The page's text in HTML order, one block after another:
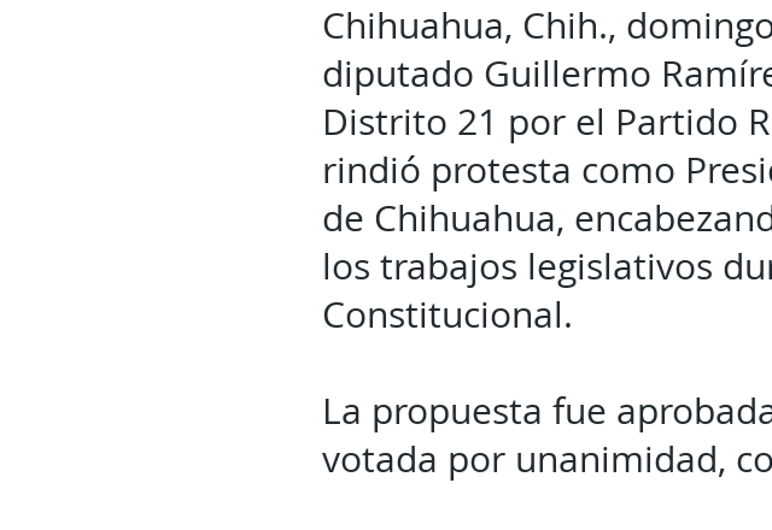
Chihuahua, Chih.,
diputado Guillermo
Distrito 21 por el Partido
rindió protesta como
de Chihuahua,
los trabajos legislativos
Constitucional.
La propuesta fue
votada por unanimidad,